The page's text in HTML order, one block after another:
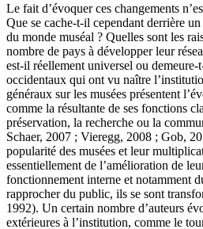
Le fait d’évoquer ces changements
Que se cache-t-il cependant derrière
du monde muséal ? Quelles sont les
nombre de pays à développer leur
est-il réellement universel ou demeure-
occidentaux qui ont vu naître
généraux sur les musées présentent
comme la résultante de ses fonctions
préservation, la recherche ou la
Schaer, 2007 ; Vieregg, 2008 ; Gob,
popularité des musées et leur
essentiellement de l’amélioration de
fonctionnement interne et notamment
rapprocher du public, ils se sont
1992). Un certain nombre d’auteurs
extérieures à l’institution, comme le